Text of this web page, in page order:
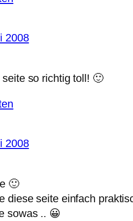
2008
so richtig toll! 🙂
2008
🙂
diese seite einfach
sowas .. 😀